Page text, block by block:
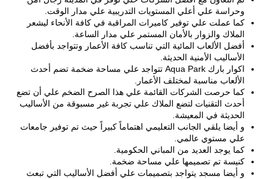
وحراسة علي أعلي المستويات التدريبية علي مدار الوقت.
كما عملت علي توفير كاميرات المراقبة في كافة الأنحاء ليشعر
الملاك والزوار بالأمان المستمر علي مدار الساعة.
أفضل الألعاب المائية التي تناسب كافة الأعمار وتتواجد بأفضل
الأساليب الأمنية الحديثة.
اكوار بارك Aqua Park تتواجد علي مساحة ضخمة تضم أحدث
الألعاب مناسبة لمختلف الأعمار.
كما حرصت الشركات القائمة علي هذا الصرح الضخم علي أن تضع
أحدث التقنيات لتضع الملاك علي تجربة غير مسبوقة من الأساليب
الحديثة في المعيشة.
و أيضا يلقي الجانب التعليمي اهتماماً كبيراً حيث تم توفير جامعات
علي مستوي عالمي.
كما يوجد العديد من المباني الحكومية.
كنيسة تم تصميمها علي مساحة ضخمة.
و أيضا مسجد يتواجد بتصميمات علي أفضل الأساليب التي تبعث